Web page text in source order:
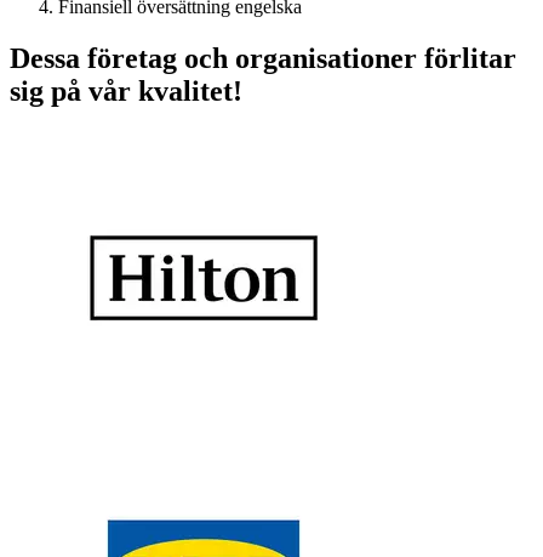
Finansiell översättning engelska
Dessa företag och organisationer förlitar
sig på vår kvalitet!